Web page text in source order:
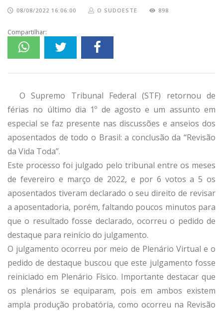
08/08/2022 16:06:00 O SUDOESTE 898
Compartilhar:
O Supremo Tribunal Federal (STF) retornou de
férias no último dia 1º de agosto e um assunto em
especial se faz presente nas discussões e anseios dos
aposentados de todo o Brasil: a conclusão da “Revisão
da Vida Toda”.
Este processo foi julgado pelo tribunal entre os meses
de fevereiro e março de 2022, e por 6 votos a 5 os
aposentados tiveram declarado o seu direito de revisar
a aposentadoria, porém, faltando poucos minutos para
que o resultado fosse declarado, ocorreu o pedido de
destaque para reinício do julgamento.
O julgamento ocorreu por meio de Plenário Virtual e o
pedido de destaque buscou que este julgamento fosse
reiniciado em Plenário Físico. Importante destacar que
os plenários se equiparam, pois em ambos existem
ampla produção probatória, como ocorreu na Revisão